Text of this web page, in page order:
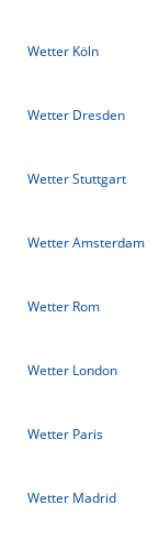
Wetter Köln
Wetter Dresden
Wetter Stuttgart
Wetter Amsterdam
Wetter Rom
Wetter London
Wetter Paris
Wetter Madrid